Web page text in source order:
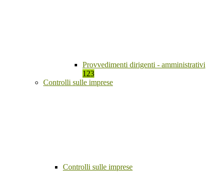
Provvedimenti dirigenti - amministrativi
123
Controlli sulle imprese
Controlli sulle imprese